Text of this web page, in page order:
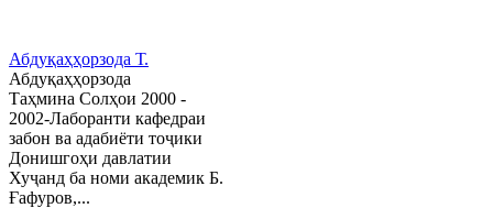
Абдуқаҳҳорзода Т.
Абдуқаҳҳорзода
Таҳмина Солҳои 2000 -
2002-Лаборанти кафедраи
забон ва адабиёти тоҷики
Донишгоҳи давлатии
Хуҷанд ба номи академик Б.
Ғафуров,...